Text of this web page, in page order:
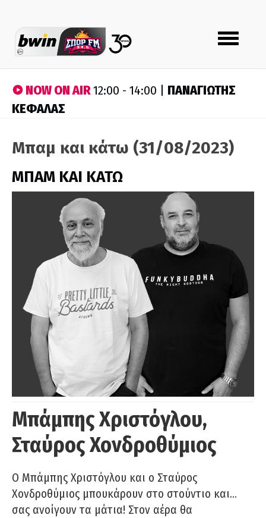
Toggle
navigation
NOW ON AIR12:00 - 14:00 | ΠΑΝΑΓΙΩΤΗΣ
ΚΕΦΑΛΑΣ
Μπαμ και κάτω (31/08/2023)
ΜΠΑΜ ΚΑΙ ΚΑΤΩ
Μπάμπης Χριστόγλου,
Σταύρος Χονδροθύμιος
O Μπάμπης Χριστόγλου και ο Σταύρος
Χονδροθύμιος μπουκάρουν στο στούντιο και…
σας ανοίγουν τα μάτια! Στον αέρα θα